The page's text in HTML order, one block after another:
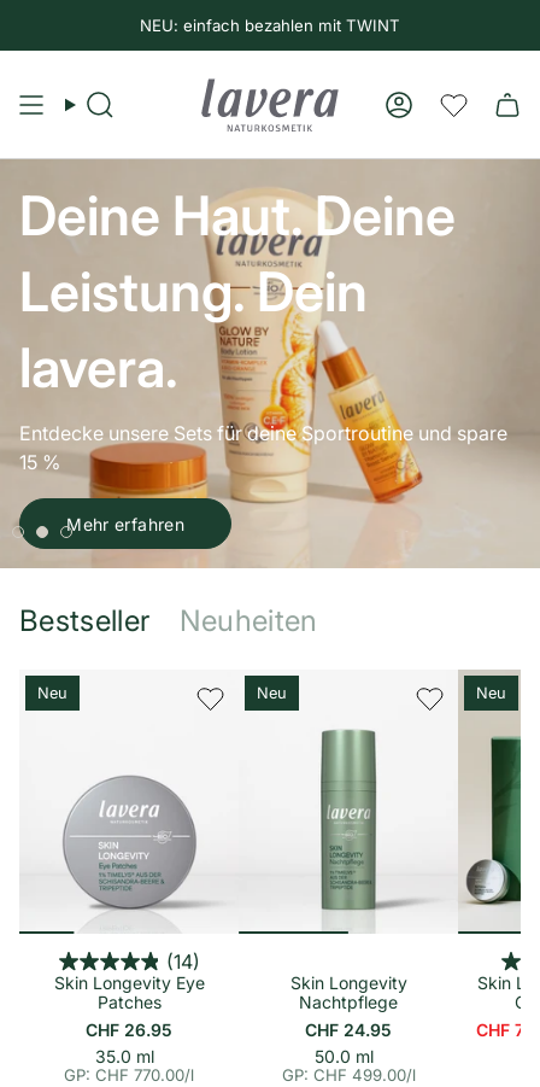
NEU: einfach bezahlen mit TWINT
Suche Konto
Deine Haut. Deine
Leistung. Dein
lavera.
Entdecke unsere Sets für deine Sportroutine und spare
15 %
Mehr erfahren
Bestseller Neuheiten
Neu
(14)
Skin Longevity Eye
Patches
CHF 26.95
E
35.0 ml
GP: CHF 770.00/
p
r
l
Neu
Skin Longevity
Nachtpflege
CHF 24.95
E
50.0 ml
GP: CHF 499.00/
p
l
Neu
Skin
CHF